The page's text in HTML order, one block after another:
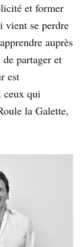
et former
vient se perdre
auprès
partager et
est
ceux qui
la Galette,